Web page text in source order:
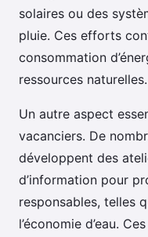
solaires ou des
pluie. Ces efforts
consommation
ressources naturelles.
Un autre aspect
vacanciers. De
développent des
d’information pour
responsables, telles
l’économie d’eau.